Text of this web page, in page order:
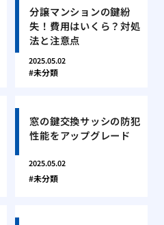
分譲マンションの鍵紛
失！費用はいくら？対処
法と注意点
2025.05.02
未分類
窓の鍵交換サッシの防犯
性能をアップグレード
2025.05.02
未分類